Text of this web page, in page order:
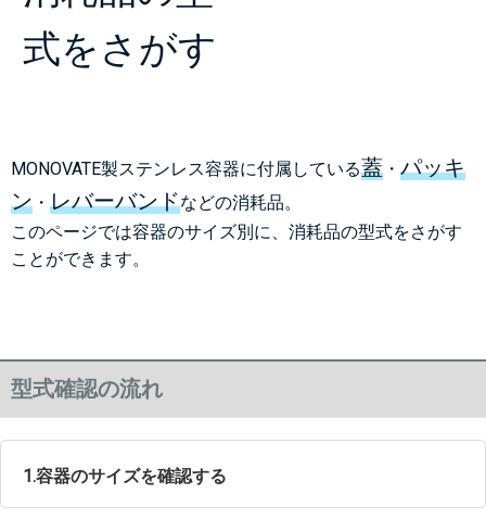
式をさがす
MONOVATE製ステンレス容器に付属している蓋 ・ パッキ
ン ・ レバーバンドなどの消耗品。
このページでは容器のサイズ別に、消耗品の型式をさがす
ことができます。
型式確認の流れ
1.容器のサイズを確認する